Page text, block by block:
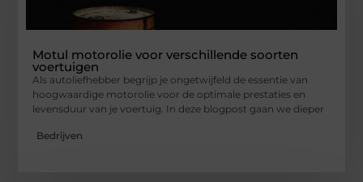
Motul motorolie voor verschillende soorten
voertuigen
Als autoliefhebber begrijp je ongetwijfeld de essentie van
hoogwaardige motorolie voor de optimale prestaties en
levensduur van je voertuig. In deze blogpost gaan we dieper
Bedrijven